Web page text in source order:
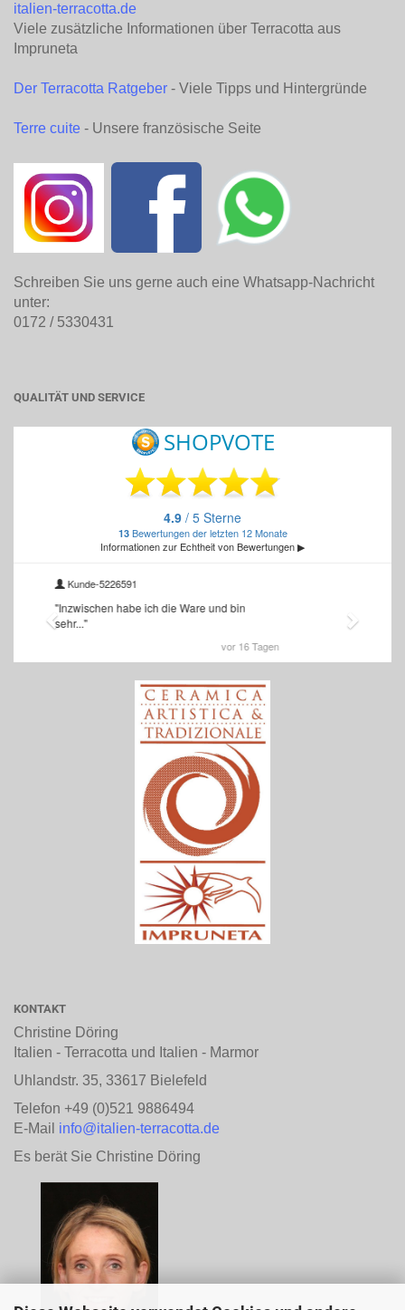
italien-terracotta.de
Viele zusätzliche Informationen über Terracotta aus
Impruneta
Der Terracotta Ratgeber - Viele Tipps und Hintergründe
Terre cuite - Unsere französische Seite
Schreiben Sie uns gerne auch eine Whatsapp-Nachricht
unter:
0172 / 5330431
QUALITÄT UND SERVICE
KONTAKT
Christine Döring
Italien - Terracotta und Italien - Marmor
Uhlandstr. 35, 33617 Bielefeld
Telefon +49 (0)521 9886494
E-Mail info@italien-terracotta.de
Es berät Sie Christine Döring